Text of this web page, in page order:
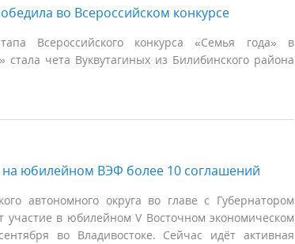
во Всероссийском конкурсе
Всероссийского конкурса «Семья года» в
чета Вуквутагиных из Билибинского района
на юбилейном ВЭФ более 10 соглашений
автономного округа во главе с Губернатором
в юбилейном V Восточном экономическом
во Владивостоке. Сейчас идёт активная